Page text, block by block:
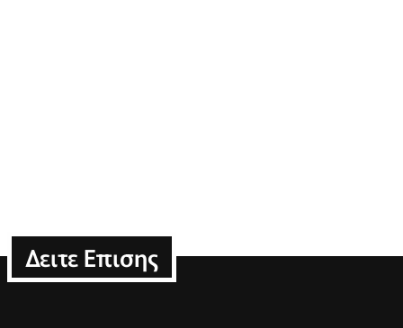
Δειτε Επισης